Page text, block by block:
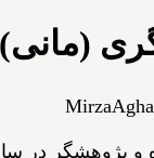
(مانی)
MirzaAgha